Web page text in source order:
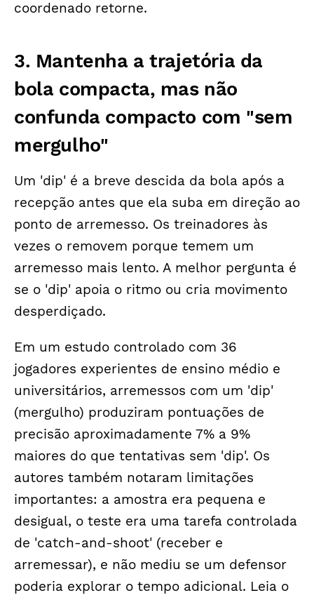
coordenado retorne.
3. Mantenha a trajetória da
bola compacta, mas não
confunda compacto com "sem
mergulho"
Um 'dip' é a breve descida da bola após a
recepção antes que ela suba em direção ao
ponto de arremesso. Os treinadores às
vezes o removem porque temem um
arremesso mais lento. A melhor pergunta é
se o 'dip' apoia o ritmo ou cria movimento
desperdiçado.
Em um estudo controlado com 36
jogadores experientes de ensino médio e
universitários, arremessos com um 'dip'
(mergulho) produziram pontuações de
precisão aproximadamente 7% a 9%
maiores do que tentativas sem 'dip'. Os
autores também notaram limitações
importantes: a amostra era pequena e
desigual, o teste era uma tarefa controlada
de 'catch-and-shoot' (receber e
arremessar), e não mediu se um defensor
poderia explorar o tempo adicional. Leia o